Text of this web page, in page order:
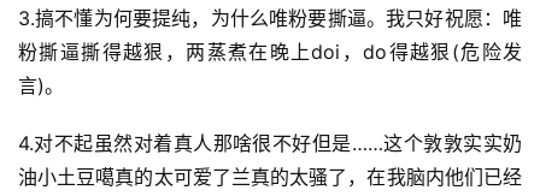
3.搞不懂为何要提纯，为什么唯粉要撕逼。我只好祝愿：唯
粉撕逼撕得越狠，两蒸煮在晚上doi，do得越狠(危险发
言)。
4.对不起虽然对着真人那啥很不好但是……这个敦敦实实奶
油小土豆噶真的太可爱了兰真的太骚了，在我脑内他们已经